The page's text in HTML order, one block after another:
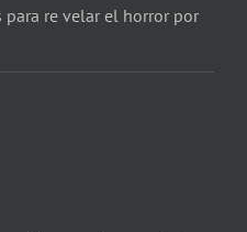
para re velar el horror por